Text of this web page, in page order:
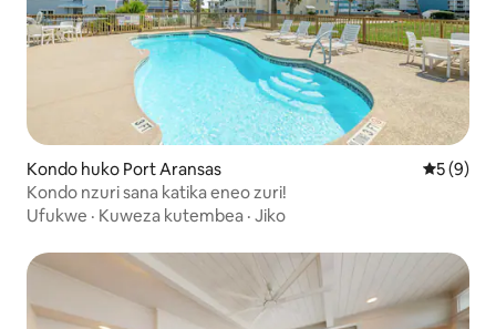
Kondo huko Port Aransas
5 (9)
Kondo nzuri sana katika eneo zuri!
Ufukwe · Kuweza kutembea · Jiko